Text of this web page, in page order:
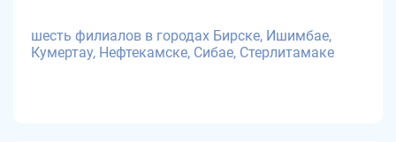
шесть филиалов в городах Бирске, Ишимбае,
Кумертау, Нефтекамске, Сибае, Стерлитамаке